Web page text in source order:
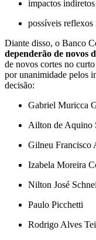
impactos
possíveis
Diante disso, o Banco
dependerão de novos
de novos cortes no
por unanimidade pelos
decisão:
Gabriel Muricca
Ailton de Aquino
Gilneu Francisco
Izabela Moreira
Nilton José
Paulo Picchetti
Rodrigo Alves